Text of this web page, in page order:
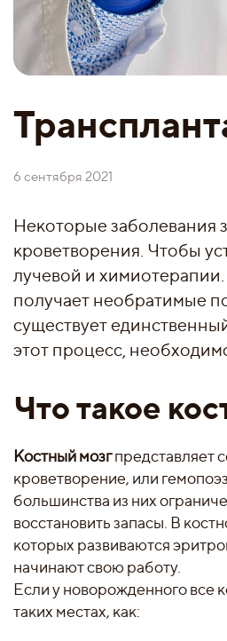
6 сентября 2021
Некоторые заболевания
кроветворения. Чтобы
лучевой и
получает необратимые
существует
этот процесс,
Что такое
Костный мозгпредставляет
кроветворение, или
большинства из них
восстановить запасы. В
которых развиваются
начинают свою работу.
Если у новорожденного все
таких местах, как: